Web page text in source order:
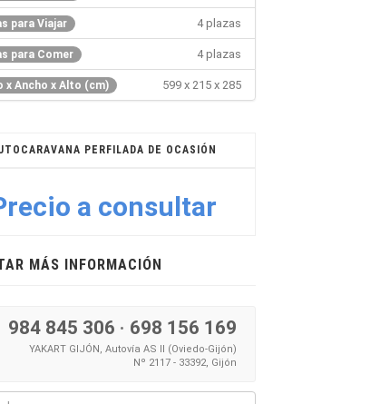
para Viajar 4 plazas
para Comer 4 plazas
x Ancho x Alto (cm) 599 x 215 x 285
PERFILADA DE OCASIÓN
a consultar
MÁS INFORMACIÓN
984 845 306 · 698 156 169
YAKART GIJÓN, Autovía AS II (Oviedo-Gijón)
Nº 2117 - 33392, Gijón